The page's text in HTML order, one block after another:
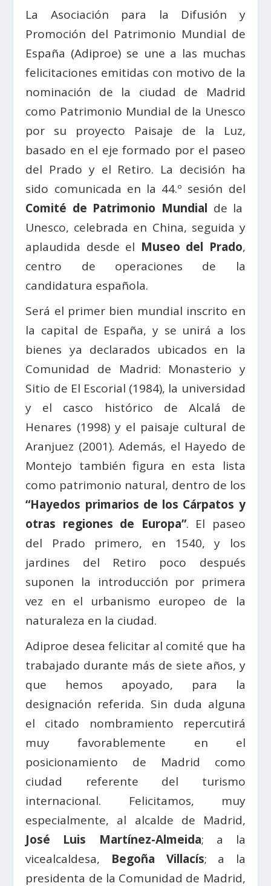
La Asociación para la Difusión y
Promoción del Patrimonio Mundial de
España (Adiproe) se une a las muchas
felicitaciones emitidas con motivo de la
nominación de la ciudad de Madrid
como Patrimonio Mundial de la Unesco
por su proyecto Paisaje de la Luz,
basado en el eje formado por el paseo
del Prado y el Retiro. La decisión ha
sido comunicada en la 44.º sesión del
Comité de Patrimonio Mundial de la
Unesco, celebrada en China, seguida y
aplaudida desde el Museo del Prado,
centro de operaciones de la
candidatura española.
Será el primer bien mundial inscrito en
la capital de España, y se unirá a los
bienes ya declarados ubicados en la
Comunidad de Madrid: Monasterio y
Sitio de El Escorial (1984), la universidad
y el casco histórico de Alcalá de
Henares (1998) y el paisaje cultural de
Aranjuez (2001). Además, el Hayedo de
Montejo también figura en esta lista
como patrimonio natural, dentro de los
“Hayedos primarios de los Cárpatos y
otras regiones de Europa”. El paseo
del Prado primero, en 1540, y los
jardines del Retiro poco después
suponen la introducción por primera
vez en el urbanismo europeo de la
naturaleza en la ciudad.
Adiproe desea felicitar al comité que ha
trabajado durante más de siete años, y
que hemos apoyado, para la
designación referida. Sin duda alguna
el citado nombramiento repercutirá
muy favorablemente en el
posicionamiento de Madrid como
ciudad referente del turismo
internacional. Felicitamos, muy
especialmente, al alcalde de Madrid,
José Luis Martínez-Almeida; a la
vicealcaldesa, Begoña Villacís; a la
presidenta de la Comunidad de Madrid,